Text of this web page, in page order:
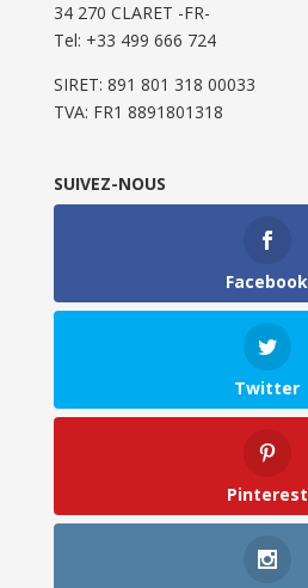
34 270 CLARET -FR-
Tel: ‭+33 499 666 724‬
SIRET: 891 801 318 00033
TVA: FR1 8891801318
SUIVEZ-NOUS
Facebook
Twitter
Pinterest